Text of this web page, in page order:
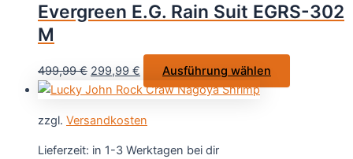
Evergreen E.G. Rain Suit EGRS-302
M
499,99€ Ursprünglicher
Preis
499,99 €
299,99 € Aktueller
Preis
299,99 €.
Ausführung wählen
Produkt
zzgl. Versandkosten
Lieferzeit: in 1-3 Werktagen bei dir